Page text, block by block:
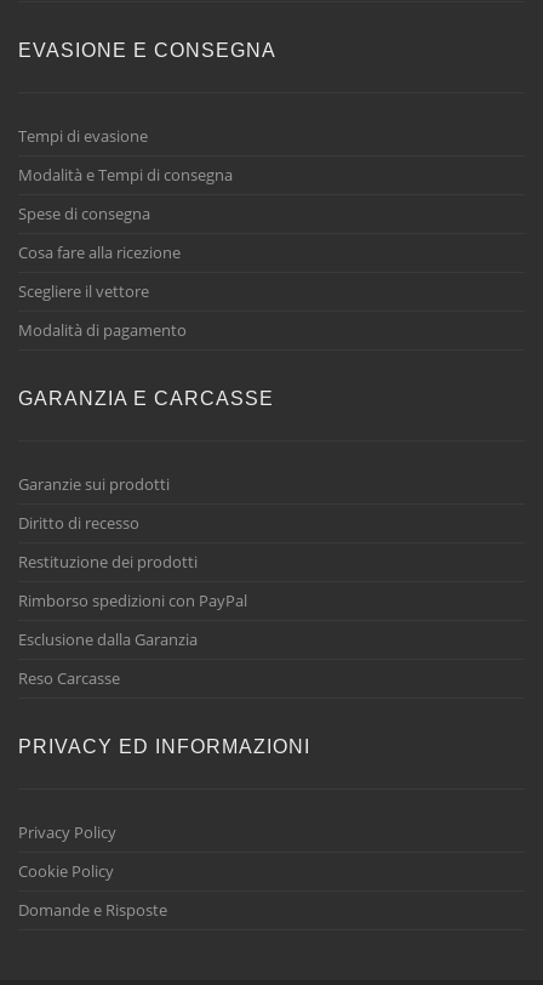
EVASIONE E CONSEGNA
Tempi di evasione
Modalità e Tempi di consegna
Spese di consegna
Cosa fare alla ricezione
Scegliere il vettore
Modalità di pagamento
GARANZIA E CARCASSE
Garanzie sui prodotti
Diritto di recesso
Restituzione dei prodotti
Rimborso spedizioni con PayPal
Esclusione dalla Garanzia
Reso Carcasse
PRIVACY ED INFORMAZIONI
Privacy Policy
Cookie Policy
Domande e Risposte